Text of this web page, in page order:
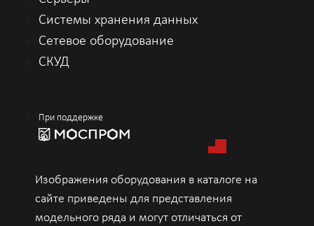
Системы хранения данных
Сетевое оборудование
СКУД
При поддержке
Изображения оборудования в каталоге на
сайте приведены для представления
модельного ряда и могут отличаться от